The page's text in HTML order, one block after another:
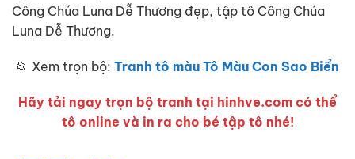
Công Chúa Luna Dễ Thương đẹp, tập tô Công Chúa
Luna Dễ Thương.
📂 Xem trọn bộ: Tranh tô màu Tô Màu Con Sao Biển
Hãy tải ngay trọn bộ tranh tại hinhve.com có thể
tô online và in ra cho bé tập tô nhé!